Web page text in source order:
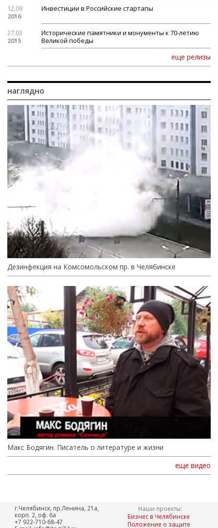
12.09
2016
Инвестиции в Российские стартапы
27.03
2015
Исторические памятники и монументы к 70-летию
Великой победы
еще релизы
наглядно
Дезинфекция на Комсомольском пр. в Челябинске
Макс Бодягин. Писатель о литературе и жизни
еще видео
г.Челябинск, пр.Ленина, 21а,
корп. 2, оф. 6а
+7 922-710-68-47
Наши проекты:
Бизнес в Челябинске
Положение о защите